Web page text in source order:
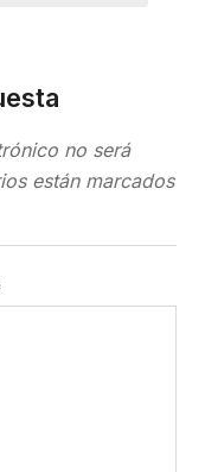
no será
están marcados